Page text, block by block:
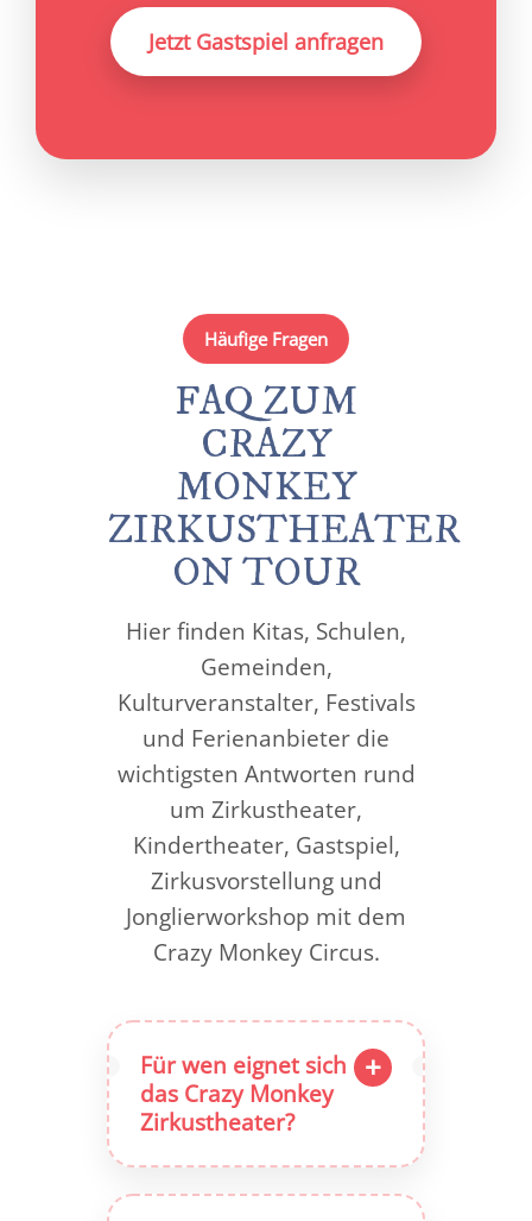
Jetzt Gastspiel anfragen
Häufige Fragen
FAQ ZUM
CRAZY
MONKEY
ZIRKUSTHEATER
ON TOUR
Hier finden Kitas, Schulen,
Gemeinden,
Kulturveranstalter, Festivals
und Ferienanbieter die
wichtigsten Antworten rund
um Zirkustheater,
Kindertheater, Gastspiel,
Zirkusvorstellung und
Jonglierworkshop mit dem
Crazy Monkey Circus.
Für wen eignet sich
das Crazy Monkey
Zirkustheater?